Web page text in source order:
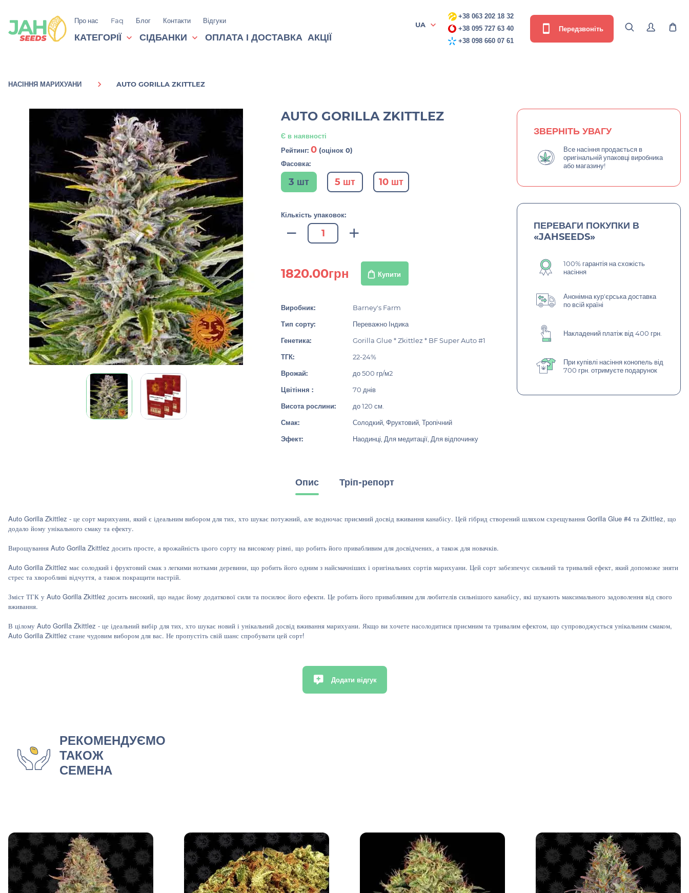
Про нас Faq Блог Контакти Відгуки
КАТЕГОРІЇ СІДБАНКИ ОПЛАТА І ДОСТАВКА АКЦІЇ
UA
+38 063 202 18 32
+38 095 727 63 40
+38 098 660 07 61
Передзвоніть
НАСІННЯ МАРИХУАНИ AUTO GORILLA ZKITTLEZ
AUTO GORILLA ZKITTLEZ
Є в наявності
Рейтинг: 0 (оцінок 0)
Фасовка:
3 шт 5 шт 10 шт
Кількість упаковок:
1820.00грн Купити
Виробник:
Barney's Farm
Тип сорту:
Переважно Індика
Генетика:
Gorilla Glue * Zkittlez * BF Super Auto #1
ТГК:
22-24%
Врожай:
до 500 гр/м2
Цвітіння :
70 днів
Висота рослини:
до 120 см.
Смак:
Солодкий, Фруктовий, Тропічний
Эфект:
Наодинці, Для медитації, Для відпочинку
ЗВЕРНІТЬ УВАГУ
Все насіння продається в
оригінальній упаковці виробника
або магазину!
ПЕРЕВАГИ ПОКУПКИ В
«JAHSEEDS»
100% гарантія на схожість
насіння
Анонімна кур'єрська доставка
по всій країні
Накладений платіж від 400 грн.
При купівлі насіння конопель від
700 грн. отримуєте подарунок
Опис Тріп-репорт
Auto Gorilla Zkittlez - це сорт марихуани, який є ідеальним вибором для тих, хто шукає потужний, але водночас приємний досвід вживання канабісу. Цей гібрид створений шляхом схрещування Gorilla Glue #4 та Zkittlez, що
додало йому унікального смаку та ефекту.
Вирощування Auto Gorilla Zkittlez досить просте, а врожайність цього сорту на високому рівні, що робить його привабливим для досвідчених, а також для новачків.
Auto Gorilla Zkittlez має солодкий і фруктовий смак з легкими нотками деревини, що робить його одним з найсмачніших і оригінальних сортів марихуани. Цей сорт забезпечує сильний та тривалий ефект, який допоможе зняти
стрес та хворобливі відчуття, а також покращити настрій.
Зміст ТГК у Auto Gorilla Zkittlez досить високий, що надає йому додаткової сили та посилює його ефекти. Це робить його привабливим для любителів сильнішого канабісу, які шукають максимального задоволення від свого
вживання.
В цілому Auto Gorilla Zkittlez - це ідеальний вибір для тих, хто шукає новий і унікальний досвід вживання марихуани. Якщо ви хочете насолодитися приємним та тривалим ефектом, що супроводжується унікальним смаком,
Auto Gorilla Zkittlez стане чудовим вибором для вас. Не пропустіть свій шанс спробувати цей сорт!
Додати відгук
РЕКОМЕНДУЄМО
ТАКОЖ
СЕМЕНА